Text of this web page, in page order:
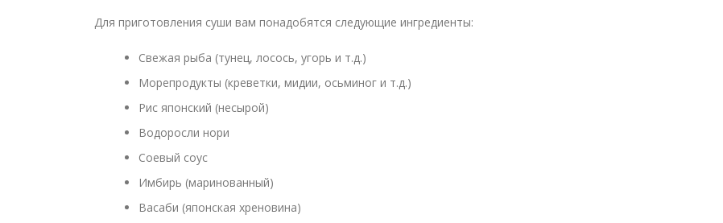
Для приготовления суши вам понадобятся следующие ингредиенты:
Свежая рыба (тунец, лосось, угорь и т.д.)
Морепродукты (креветки, мидии, осьминог и т.д.)
Рис японский (несырой)
Водоросли нори
Соевый соус
Имбирь (маринованный)
Васаби (японская хреновина)